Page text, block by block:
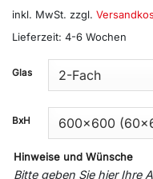
inkl. MwSt. zzgl.
Lieferzeit: 4-6 Wochen
Glas
BxH
Hinweise und Wünsche
Bitte geben Sie hier Ihre